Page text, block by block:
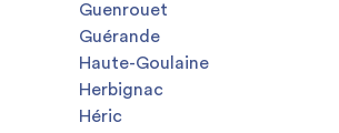
Guenrouet
Guérande
Haute-Goulaine
Herbignac
Héric